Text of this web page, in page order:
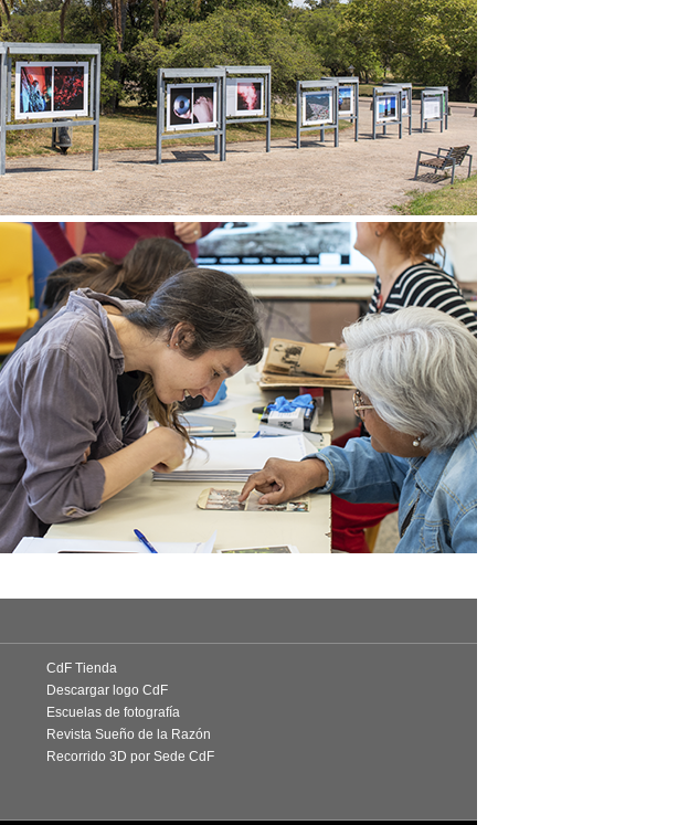
CdF Tienda
Descargar logo CdF
Escuelas de fotografía
Revista Sueño de la Razón
Recorrido 3D por Sede CdF